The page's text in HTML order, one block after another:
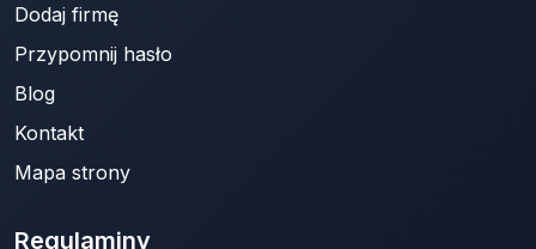
Dodaj firmę
Przypomnij hasło
Blog
Kontakt
Mapa strony
Regulaminy